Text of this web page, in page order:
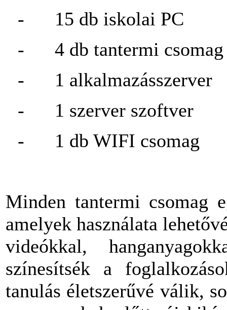
-
15 db iskolai PC
-
4 db tantermi csomag
-
1 alkalmazásszerver
-
1 szerver szoftver
-
1 db WIFI csomag
Minden tantermi csomag
amelyek használata
videókkal,
színesítsék a
tanulás életszerűvé válik,